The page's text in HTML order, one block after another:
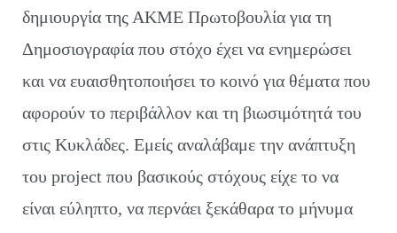
δημιουργία της ΑΚΜΕ Πρωτοβουλία για τη
Δημοσιογραφία που στόχο έχει να ενημερώσει
και να ευαισθητοποιήσει το κοινό για θέματα που
αφορούν το περιβάλλον και τη βιωσιμότητά του
στις Κυκλάδες. Εμείς αναλάβαμε την ανάπτυξη
του project που βασικούς στόχους είχε το να
είναι εύληπτο, να περνάει ξεκάθαρα το μήνυμα